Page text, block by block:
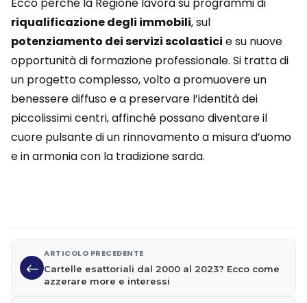
riqualificazione degli immobili, sul
potenziamento dei servizi scolastici e su nuove
opportunità di formazione professionale. Si tratta di
un progetto complesso, volto a promuovere un
benessere diffuso e a preservare l’identità dei
piccolissimi centri, affinché possano diventare il
cuore pulsante di un rinnovamento a misura d’uomo
e in armonia con la tradizione sarda.
ARTICOLO PRECEDENTE
Cartelle esattoriali dal 2000 al 2023? Ecco come
azzerare more e interessi